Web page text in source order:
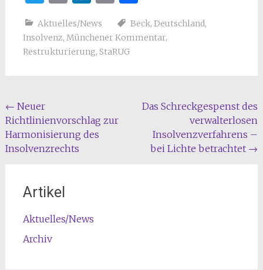
Aktuelles/News Beck, Deutschland,
Insolvenz, Münchener Kommentar,
Restrukturierung, StaRUG
Beitragsnavigation
← Neuer
Richtlinienvorschlag zur
Harmonisierung des
Insolvenzrechts
Das Schreckgespenst des
verwalterlosen
Insolvenzverfahrens –
bei Lichte betrachtet →
Artikel
Aktuelles/News
Archiv